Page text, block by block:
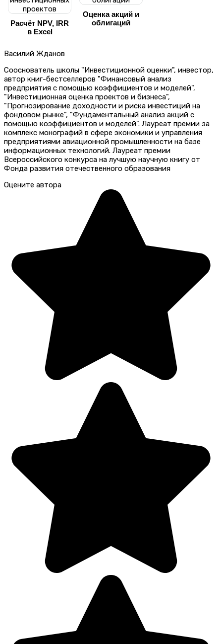
Расчёт NPV, IRR
в Excel
Оценка акций и
облигаций
Василий Жданов
Сооснователь школы "Инвестиционной оценки", инвестор,
автор книг-бестселлеров "Финансовый анализ
предприятия с помощью коэффициентов и моделей",
"Инвестиционная оценка проектов и бизнеса",
"Прогнозирование доходности и риска инвестиций на
фондовом рынке", "Фундаментальный анализ акций с
помощью коэффициентов и моделей". Лауреат премии за
комплекс монографий в сфере экономики и управления
предприятиями авиационной промышленности на базе
информационных технологий. Лауреат премии
Всероссийского конкурса на лучшую научную книгу от
Фонда развития отечественного образования
Оцените автора